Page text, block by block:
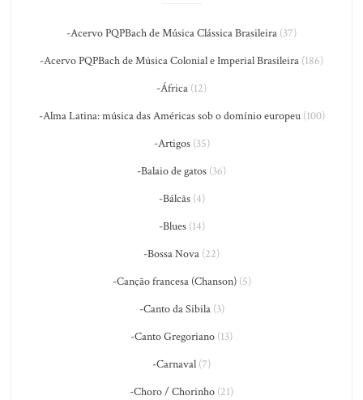
-Acervo PQPBach de Música Clássica Brasileira (37)
-Acervo PQPBach de Música Colonial e Imperial Brasileira (186)
-África (12)
-Alma Latina: música das Américas sob o domínio europeu(100)
-Artigos(35)
-Balaio de gatos (36)
-Bálcãs(4)
-Blues(14)
-Bossa Nova (22)
-Canção francesa (Chanson)(5)
-Canto da Sibila(3)
-Canto Gregoriano (13)
-Carnaval (7)
-Choro / Chorinho (21)